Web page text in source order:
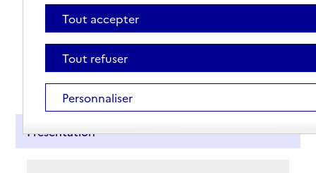
Présentation
Tout accepter
Tout refuser
Personnaliser